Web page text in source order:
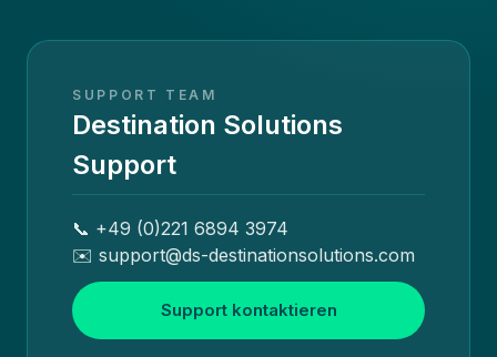
SUPPORT TEAM
Destination Solutions
Support
📞 +49 (0)221 6894 3974
✉️ support@ds-destinationsolutions.com
Support kontaktieren